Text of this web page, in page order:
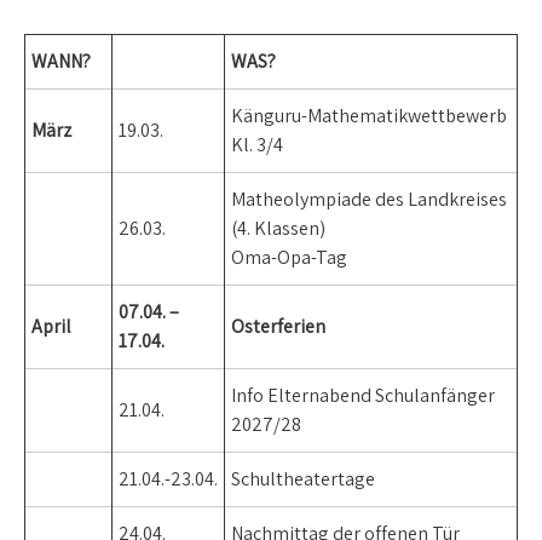
WANN? WAS?
März 19.03.
Känguru-Mathematikwettbewerb
Kl. 3/4
26.03.
Matheolympiade des Landkreises
(4. Klassen)
Oma-Opa-Tag
April
07.04. –
17.04.
Osterferien
21.04.
Info Elternabend Schulanfänger
2027/28
21.04.-23.04. Schultheatertage
24.04. Nachmittag der offenen Tür